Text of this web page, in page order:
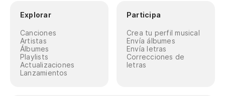
Explorar
Canciones
Artistas
Álbumes
Playlists
Actualizaciones
Lanzamientos
Participa
Crea tu perfil musical
Envía álbumes
Envía letras
Correcciones de
letras